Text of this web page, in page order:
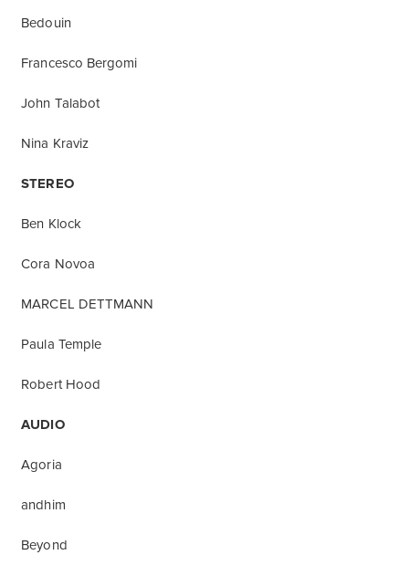
Bedouin
Francesco Bergomi
John Talabot
Nina Kraviz
STEREO
Ben Klock
Cora Novoa
MARCEL DETTMANN
Paula Temple
Robert Hood
AUDIO
Agoria
andhim
Beyond